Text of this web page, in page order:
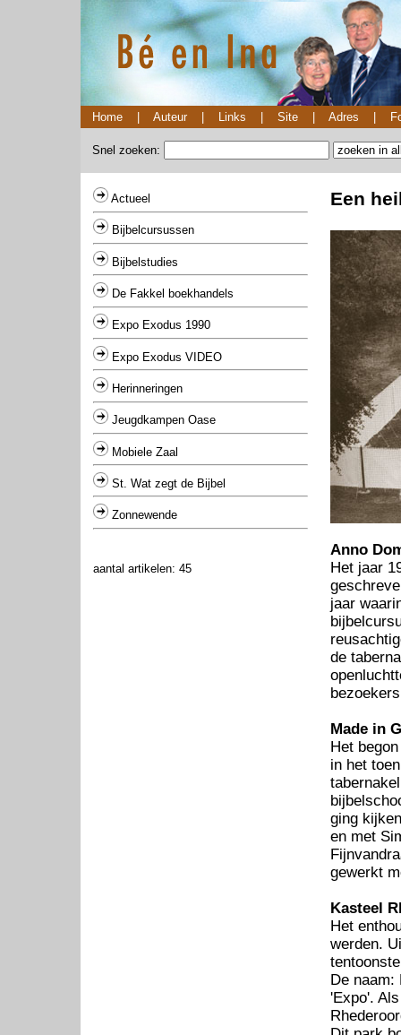
Home Auteur Links Site Adres
Snel zoeken:
Actueel
Bijbelcursussen
Bijbelstudies
De Fakkel boekhandels
Expo Exodus 1990
Expo Exodus VIDEO
Herinneringen
Jeugdkampen Oase
Mobiele Zaal
St. Wat zegt de Bijbel
Zonnewende
aantal artikelen: 45
Een
Anno
Het jaar
jaar
de
Made in
Het
in het
ging
en met
gewerkt
Kasteel
Het
werden.
De naam:
'Expo'.